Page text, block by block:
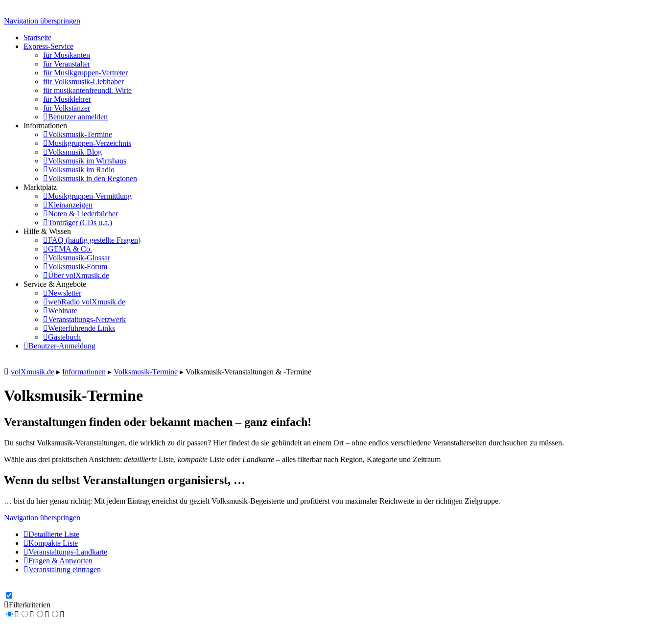
Navigation überspringen
Startseite
Express-Service
für Musikanten
für Veranstalter
für Musikgruppen-Vertreter
für Volksmusik-Liebhaber
für musikantenfreundl. Wirte
für Musiklehrer
für Volkstänzer
Benutzer anmelden
Informationen
Volksmusik-Termine
Musikgruppen-Verzeichnis
Volksmusik-Blog
Volksmusik im Wirtshaus
Volksmusik im Radio
Volksmusik in den Regionen
Marktplatz
Musikgruppen-Vermittlung
Kleinanzeigen
Noten & Liederbücher
Tonträger (CDs u.a.)
Hilfe & Wissen
FAQ (häufig gestellte Fragen)
GEMA & Co.
Volksmusik-Glossar
Volksmusik-Forum
Über volXmusik.de
Service & Angebote
Newsletter
webRadio volXmusik.de
Webinare
Veranstaltungs-Netzwerk
Weiterführende Links
Gästebuch
Benutzer-Anmeldung
volXmusik.de ▸ Informationen ▸ Volksmusik-Termine ▸ Volksmusik-Veranstaltungen & -Termine
Volksmusik-Termine
Veranstaltungen finden oder bekannt machen – ganz einfach!
Du suchst Volksmusik-Veranstaltungen, die wirklich zu dir passen? Hier findest du sie gebündelt an einem Ort – ohne endlos verschiedene Veranstalterseiten durchsuchen zu müssen.
Wähle aus drei praktischen Ansichten: detaillierte Liste, kompakte Liste oder Landkarte – alles filterbar nach Region, Kategorie und Zeitraum
Wenn du selbst Veranstaltungen organisierst, …
… bist du hier genau richtig: Mit jedem Eintrag erreichst du gezielt Volksmusik-Begeisterte und profitierst von maximaler Reichweite in der richtigen Zielgruppe.
Navigation überspringen
Detaillierte Liste
Kompakte Liste
Veranstaltungs-Landkarte
Fragen & Antworten
Veranstaltung eintragen
Filterkriterien